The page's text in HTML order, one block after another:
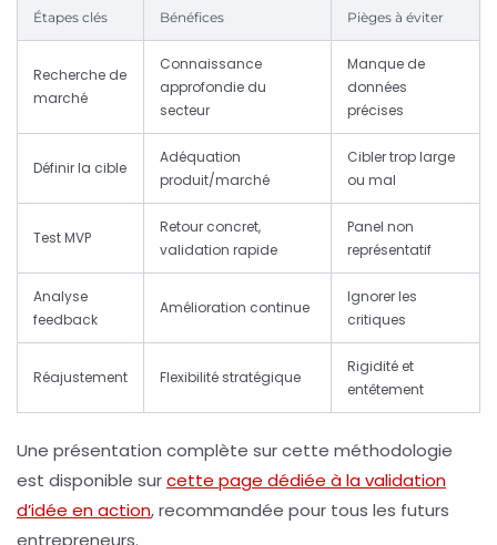
Étapes clés Bénéfices Pièges à éviter
Recherche de
marché
Connaissance
approfondie du
secteur
Manque de
données
précises
Définir la cible
Adéquation
produit/marché
Cibler trop large
ou mal
Test MVP
Retour concret,
validation rapide
Panel non
représentatif
Analyse
feedback
Amélioration continue
Ignorer les
critiques
Réajustement Flexibilité stratégique
Rigidité et
entêtement
Une présentation complète sur cette méthodologie
est disponible surcette page dédiée à la validation
d’idée en action, recommandée pour tous les futurs